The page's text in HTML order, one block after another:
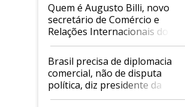
Quem é Augusto Billi, novo
secretário de Comércio e
Relações Internacionais do
Mapa
Brasil precisa de diplomacia
comercial, não de disputa
política, diz presidente da
Faesp